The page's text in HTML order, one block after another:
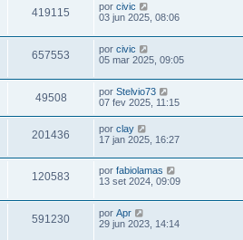
419115 por civic
03 jun 2025, 08:06
657553 por civic
05 mar 2025, 09:05
49508 por Stelvio73
07 fev 2025, 11:15
201436 por clay
17 jan 2025, 16:27
120583 por fabiolamas
13 set 2024, 09:09
591230 por Apr
29 jun 2023, 14:14